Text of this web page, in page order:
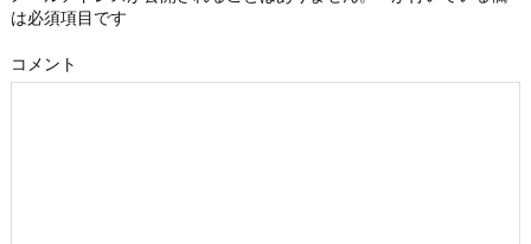
は必須項目です
コメント